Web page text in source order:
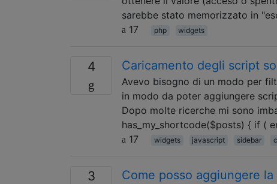
sarebbe stato memorizzato in
17
php widgets
4 Caricamento degli script
Avevo bisogno di un modo per
in modo da poter aggiungere
Dopo molte ricerche mi sono
has_my_shortcode($posts) { if (
17
widgets javascript sidebar
3
Come posso aggiungere